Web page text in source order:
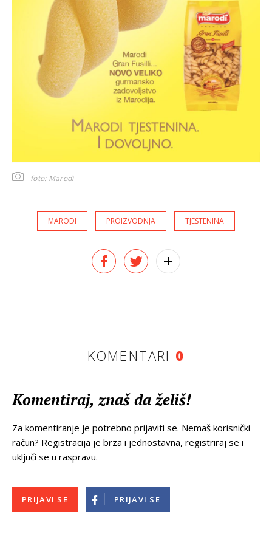
foto: Marodi
MARODI PROIZVODNJA TJESTENINA
KOMENTARI 0
Komentiraj, znaš da želiš!
Za komentiranje je potrebno prijaviti se. Nemaš korisnički
račun? Registracija je brza i jednostavna, registriraj se i
uključi se u raspravu.
PRIJAVI SE PRIJAVI SE